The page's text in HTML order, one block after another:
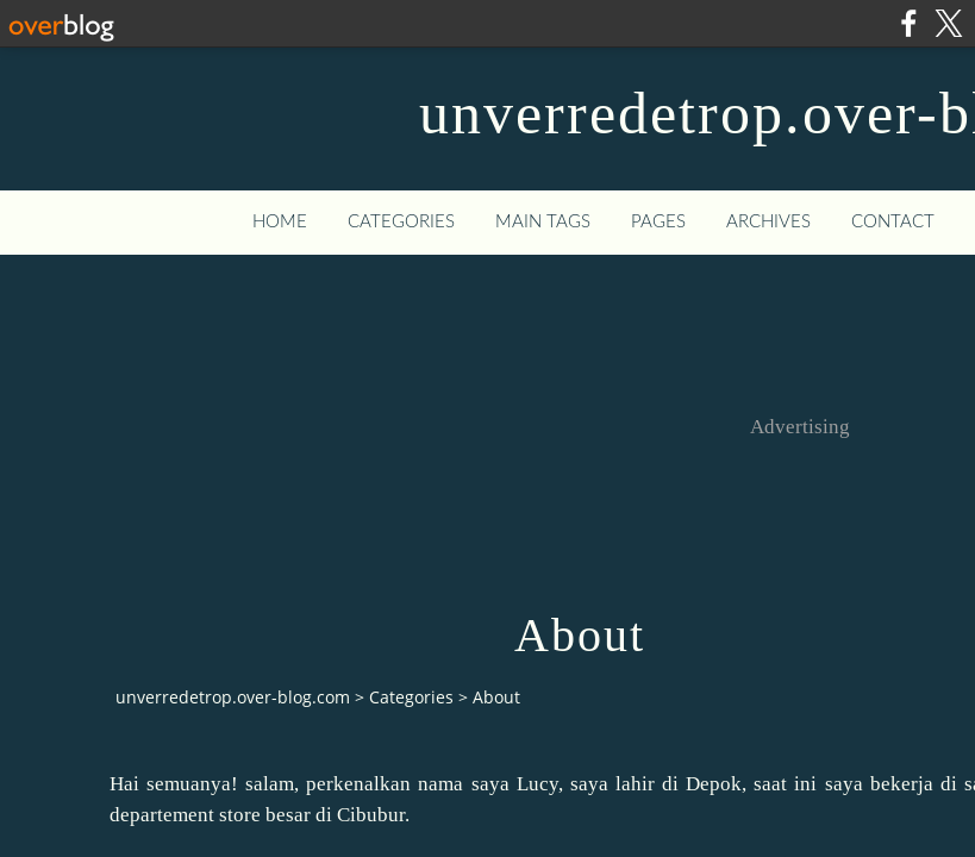
unverredetrop.over-
HOME CATEGORIES MAIN TAGS PAGES ARCHIVES CONTACT
Advertising
About
unverredetrop.over-blog.com > Categories > About
Hai semuanya! salam, perkenalkan nama saya Lucy, saya lahir di Depok, saat ini saya bekerja di
departement store besar di Cibubur.